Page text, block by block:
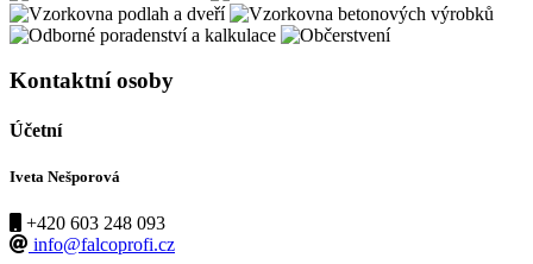
Kontaktní osoby
Účetní
Iveta Nešporová
+420 603 248 093
info@falcoprofi.cz